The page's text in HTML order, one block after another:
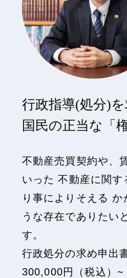
行政指導(処分)
国民の正当な「
不動産売買契約や、
いった 不動産に関す
り事によりそえる か
うな存在でありたい
す。
行政処分の求め申出
300,000円（税込）~